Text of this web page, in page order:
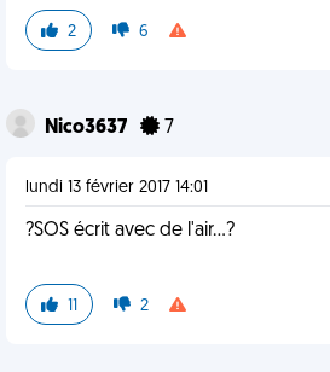
2 6
Nico3637 7
lundi 13 février 2017 14:01
?SOS écrit avec de l'air...?
11 2